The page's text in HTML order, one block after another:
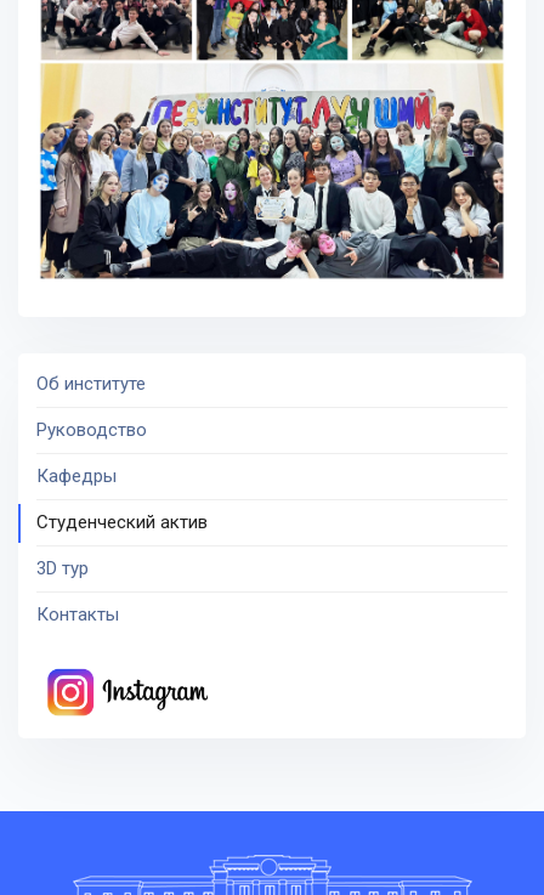
Об институте
Руководство
Кафедры
Студенческий актив
3D тур
Контакты